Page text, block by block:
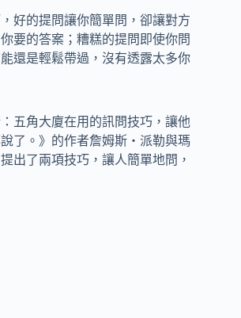
好的提問讓你簡單問，卻讓對方
要的答案；糟糕的提問即使你問
還是輕鬆帶過，沒有透露太多你
五角大廈在用的訊問技巧，讓他
了。》的作者詹姆斯‧派勒與瑪
出了兩項技巧，讓人簡單地問，